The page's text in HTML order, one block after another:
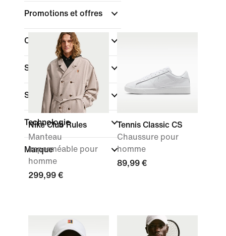
Promotions et offres
Couleur
Sport
Style
Technologie
Marque
Nike Club Rules
Manteau
imperméable pour
homme
299,99 €
Tennis Classic CS
Chaussure pour
homme
89,99 €